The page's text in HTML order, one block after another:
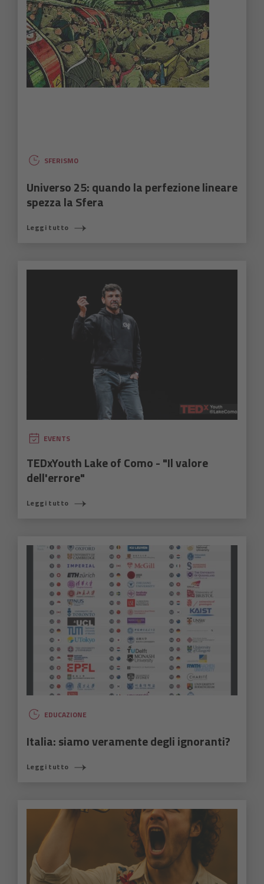
SFERISMO
Universo 25: quando la perfezione lineare
spezza la Sfera
Leggi tutto
EVENTS
TEDxYouth Lake of Como - "Il valore
dell'errore"
Leggi tutto
EDUCAZIONE
Italia: siamo veramente degli ignoranti?
Leggi tutto